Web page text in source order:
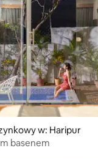
w: Haripur
basenem